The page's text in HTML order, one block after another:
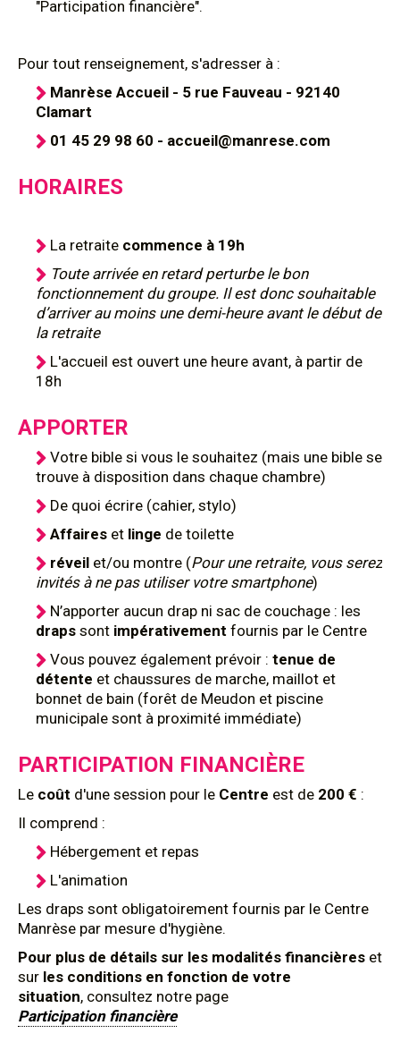
"Participation financière".
Pour tout renseignement, s'adresser à :
Manrèse Accueil - 5 rue Fauveau - 92140
Clamart
01 45 29 98 60 - accueil@manrese.com
HORAIRES
La retraite commence à 19h
Toute arrivée en retard perturbe le bon
fonctionnement du groupe. Il est donc souhaitable
d’arriver au moins une demi-heure avant le début de
la retraite
L'accueil est ouvert une heure avant, à partir de
18h
APPORTER
Votre bible si vous le souhaitez (mais une bible se
trouve à disposition dans chaque chambre)
De quoi écrire (cahier, stylo)
Affaires et linge de toilette
réveil et/ou montre (Pour une retraite, vous serez
invités à ne pas utiliser votre smartphone)
N’apporter aucun drap ni sac de couchage : les
draps sont impérativement fournis par le Centre
Vous pouvez également prévoir : tenue de
détente et chaussures de marche, maillot et
bonnet de bain (forêt de Meudon et piscine
municipale sont à proximité immédiate)
PARTICIPATION FINANCIÈRE
Le coût d'une session pour le Centre est de 200 € :
Il comprend :
Hébergement et repas
L'animation
Les draps sont obligatoirement fournis par le Centre
Manrèse par mesure d'hygiène.
Pour plus de détails sur les modalités financières et
sur les conditions en fonction de votre
situation, consultez notre page
Participation financière